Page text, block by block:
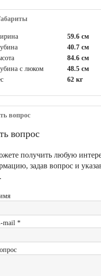
59.6 см
40.7 см
84.6 см
с люком
48.5 см
62 кг
вопрос
вопрос
получить любую
задав вопрос и
mail *